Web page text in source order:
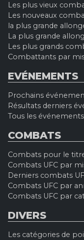
Les plus vieux
Les nouveaux
la plus grande
La plus grande
Les plus grands
Combattants par
EVÉNEMENTS
Prochains
Résultats derniers
Tous les
COMBATS
Combats pour le
Combats UFC par
Derniers combats
Combats UFC par
Combats UFC par
DIVERS
Les catégories de